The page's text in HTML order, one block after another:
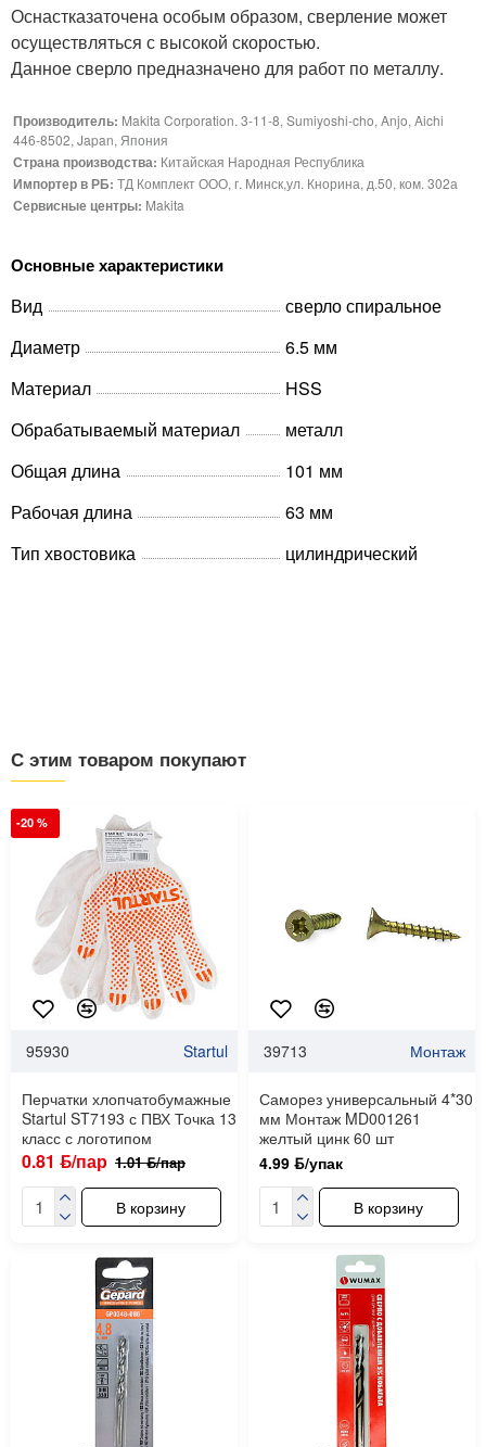
Оснастказаточена особым образом, сверление может
осуществляться с высокой скоростью.
Данное сверло предназначено для работ по металлу.
Производитель: Makita Corporation. 3-11-8, Sumiyoshi-cho, Anjo, Aichi
446-8502, Japan, Япония
Страна производства: Китайская Народная Республика
Импортер в РБ: ТД Комплект ООО, г. Минск,ул. Кнорина, д.50, ком. 302а
Сервисные центры: Makita
Основные характеристики
Вид
сверло спиральное
Диаметр
6.5 мм
Материал
HSS
Обрабатываемый материал
металл
Общая длина
101 мм
Рабочая длина
63 мм
Тип хвостовика
цилиндрический
С этим товаром покупают
-20 %
95930 Startul
Перчатки хлопчатобумажные
Startul ST7193 с ПВХ Точка 13
класс с логотипом
0.81 ƃ/пар 1.01 ƃ/пар
В корзину
39713 Монтаж
Саморез универсальный 4*30
мм Монтаж MD001261
желтый цинк 60 шт
4.99 ƃ/упак
В корзину